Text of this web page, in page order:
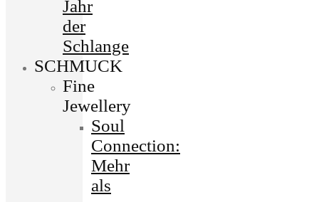
Jahr
der
Schlange
SCHMUCK
Fine
Jewellery
Soul
Connection:
Mehr
als